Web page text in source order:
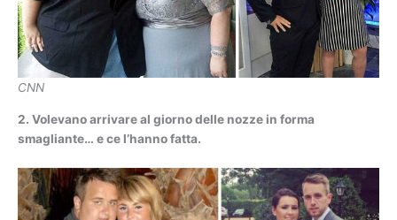
CNN
2. Volevano arrivare al giorno delle nozze in forma
smagliante… e ce l’hanno fatta.